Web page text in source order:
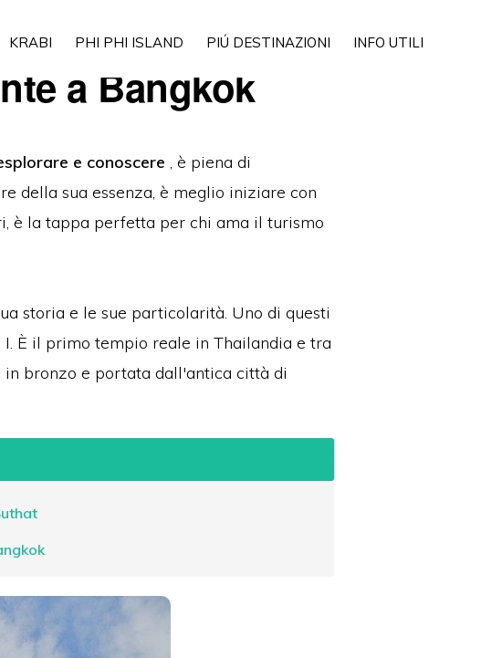
KRABI PHI PHI ISLAND PIÚ DESTINAZIONI INFO UTILI
a Bangkok
e conoscere , è piena di
della sua essenza, è meglio iniziare con
è la tappa perfetta per chi ama il turismo
storia e le sue particolarità. Uno di questi
È il primo tempio reale in Thailandia e tra
bronzo e portata dall'antica città di